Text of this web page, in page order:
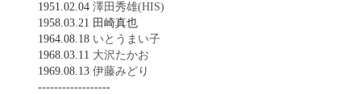
1951.02.04 澤田秀雄(HIS)
1958.03.21 田崎真也
1964.08.18 いとうまい子
1968.03.11 大沢たかお
1969.08.13 伊藤みどり
------------------